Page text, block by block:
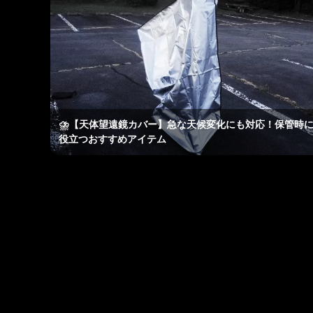
⛈【天体望遠鏡カバー】急な天候変化にも対応！保管時
役立つおすすめアイテム